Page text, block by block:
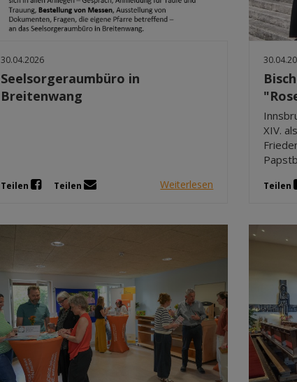
30.04.2026
Seelsorgeraumbüro in
Breitenwang
Teilen Teilen Weiterlesen
XIV.
Teilen